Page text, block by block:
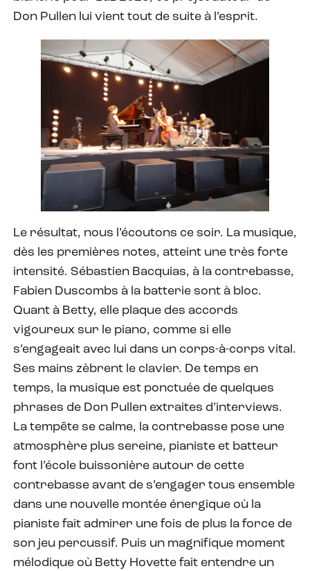
Don Pullen lui vient tout de suite à l’esprit.
Le résultat, nous l’écoutons ce soir. La musique,
dès les premières notes, atteint une très forte
intensité. Sébastien Bacquias, à la contrebasse,
Fabien Duscombs à la batterie sont à bloc.
Quant à Betty, elle plaque des accords
vigoureux sur le piano, comme si elle
s’engageait avec lui dans un corps-à-corps vital.
Ses mains zèbrent le clavier. De temps en
temps, la musique est ponctuée de quelques
phrases de Don Pullen extraites d’interviews.
La tempête se calme, la contrebasse pose une
atmosphère plus sereine, pianiste et batteur
font l’école buissonière autour de cette
contrebasse avant de s’engager tous ensemble
dans une nouvelle montée énergique où la
pianiste fait admirer une fois de plus la force de
son jeu percussif. Puis un magnifique moment
mélodique où Betty Hovette fait entendre un